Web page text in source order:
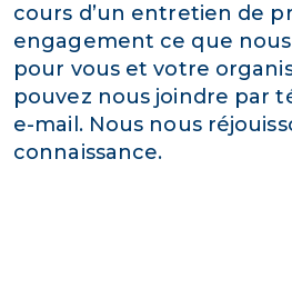
cours d’un entretien de
engagement ce que
pour vous et votre
pouvez nous joindre par
e-mail. Nous nous
connaissance.